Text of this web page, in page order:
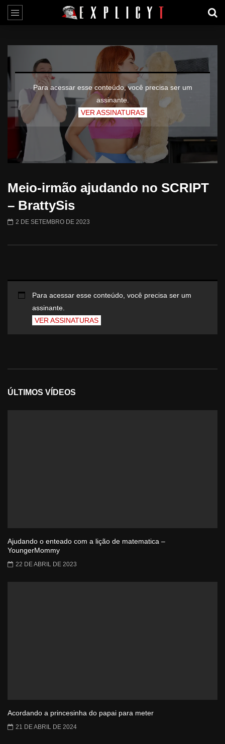
Para acessar esse conteúdo, você precisa ser um
assinante.
VER ASSINATURAS
Meio-irmão ajudando no SCRIPT
– BrattySis
2 DE SETEMBRO DE 2023
Para acessar esse conteúdo, você precisa ser um
assinante.
VER ASSINATURAS
ÚLTIMOS VÍDEOS
Ajudando o enteado com a lição de matematica –
YoungerMommy
22 DE ABRIL DE 2023
Acordando a princesinha do papai para meter
21 DE ABRIL DE 2024